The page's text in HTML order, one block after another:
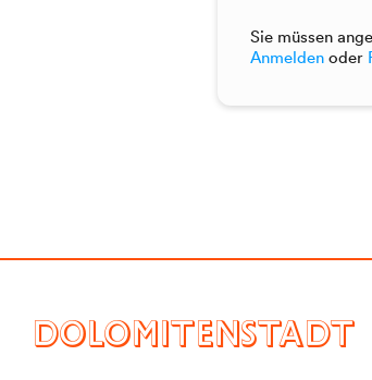
Sie müssen
Anmelden oder
DOLOMITENSTADT